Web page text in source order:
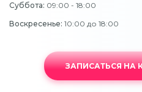
Суббота: 09:00 - 18:00
Воскресенье: 10:00 до 18:00
ЗАПИСАТЬСЯ НА